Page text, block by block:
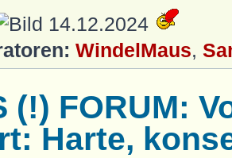
14.12.2024
WindelMaus,
(!) FORUM:
Harte,